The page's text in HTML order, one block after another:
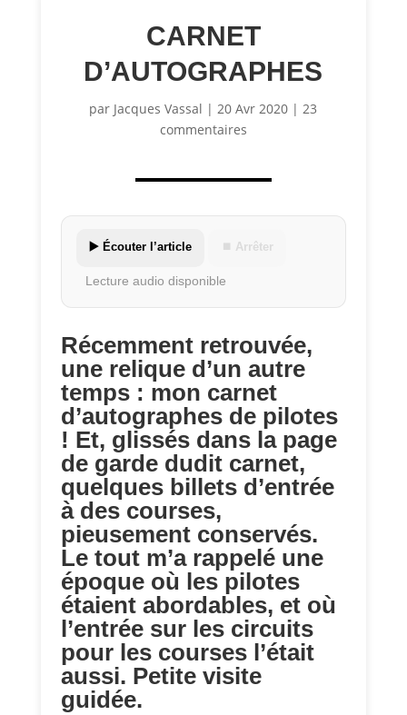
CARNET
D’AUTOGRAPHES
par Jacques Vassal |20 Avr 2020 |23
commentaires
▶️ Écouter l’article ⏹ Arrêter
Lecture audio disponible
Récemment retrouvée,
une relique d’un autre
temps : mon carnet
d’autographes de pilotes
! Et, glissés dans la page
de garde dudit carnet,
quelques billets d’entrée
à des courses,
pieusement conservés.
Le tout m’a rappelé une
époque où les pilotes
étaient abordables, et où
l’entrée sur les circuits
pour les courses l’était
aussi. Petite visite
guidée.